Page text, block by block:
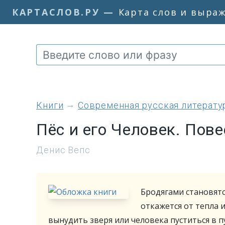
КАРТАСЛОВ.РУ — Карта слов и
книги Современная русская
Пёс и его Человек.
Денис Вепс
Бродягами
откажется от тепла
вынудить зверя или человека пуститься в